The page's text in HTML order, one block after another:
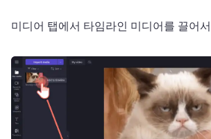
미디어 탭에서 타임라인 미디어를 끌어